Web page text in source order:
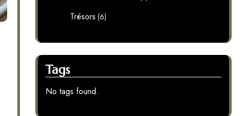
Trésors (6)
Tags
No tags found.